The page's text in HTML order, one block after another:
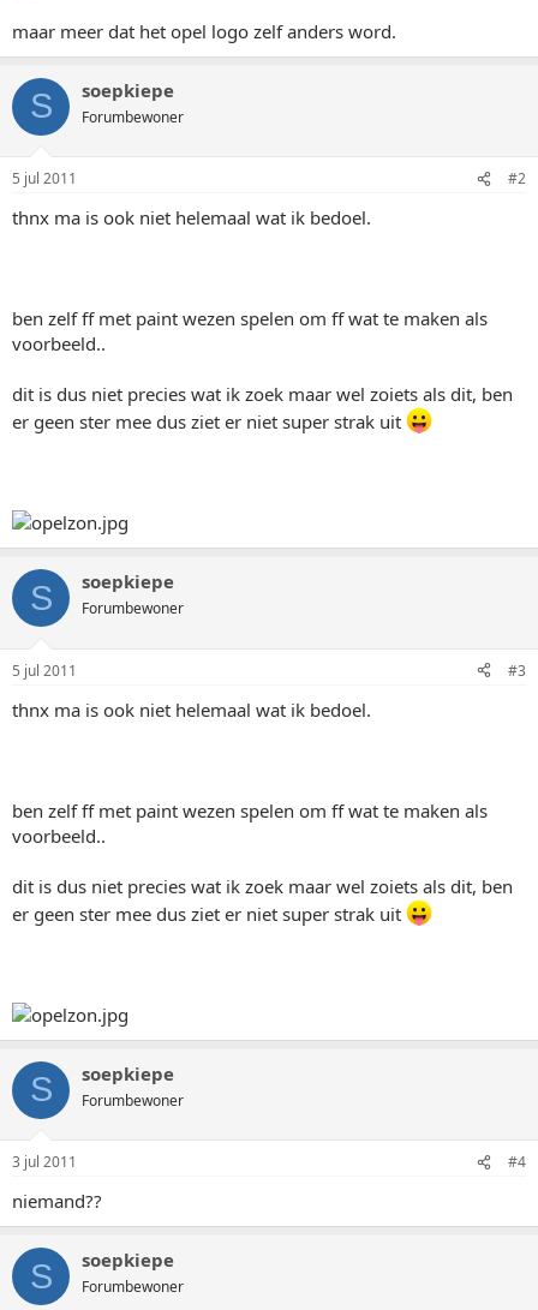
maar meer dat het opel logo zelf anders word.
S soepkiepe
Forumbewoner
5 jul 2011 #2
thnx ma is ook niet helemaal wat ik bedoel.
ben zelf ff met paint wezen spelen om ff wat te maken als
voorbeeld..
dit is dus niet precies wat ik zoek maar wel zoiets als dit, ben
er geen ster mee dus ziet er niet super strak uit
S soepkiepe
Forumbewoner
5 jul 2011 #3
thnx ma is ook niet helemaal wat ik bedoel.
ben zelf ff met paint wezen spelen om ff wat te maken als
voorbeeld..
dit is dus niet precies wat ik zoek maar wel zoiets als dit, ben
er geen ster mee dus ziet er niet super strak uit
S soepkiepe
Forumbewoner
3 jul 2011 #4
niemand??
S soepkiepe
Forumbewoner